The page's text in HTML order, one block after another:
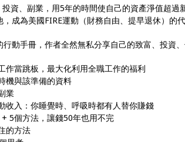
資、副業，用5年的時間使自己的資產淨值超過
成為美國FIRE運動（財務自由、提早退休）的代
行動手冊，作者全然無私分享自己的致富、投資
作當跳板，最大化利用全職工作的福利
機與該準備的資料
業
收入：你睡覺時、呼吸時都有人替你賺錢
5個方法，讓錢50年也用不完
的方法